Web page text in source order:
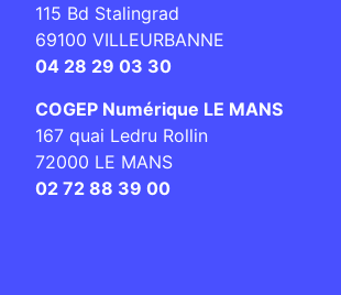
115 Bd Stalingrad
69100 VILLEURBANNE
04 28 29 03 30
COGEP Numérique LE MANS
167 quai Ledru Rollin
72000 LE MANS
02 72 88 39 00